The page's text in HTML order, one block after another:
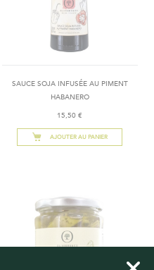
SAUCE SOJA INFUSÉE AU PIMENT
HABANERO
15,50 €
AJOUTER AU PANIER